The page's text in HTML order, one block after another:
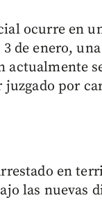
ocurre en
de enero,
actualmente
juzgado por
en
las nuevas